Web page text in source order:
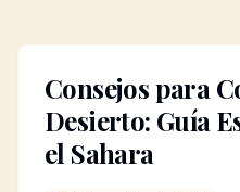
Consejos para
Desierto: Guía
el Sahara